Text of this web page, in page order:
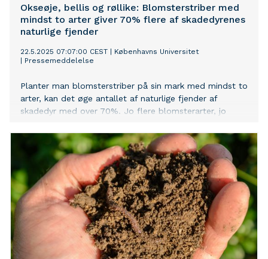
Okseøje, bellis og røllike: Blomsterstriber med
mindst to arter giver 70% flere af skadedyrenes
naturlige fjender
22.5.2025 07:07:00 CEST
Københavns Universitet
Pressemeddelelse
Planter man blomsterstriber på sin mark med mindst to
arter, kan det øge antallet af naturlige fjender af
skadedyr med over 70%. Jo flere blomsterarter, jo
Universitet.